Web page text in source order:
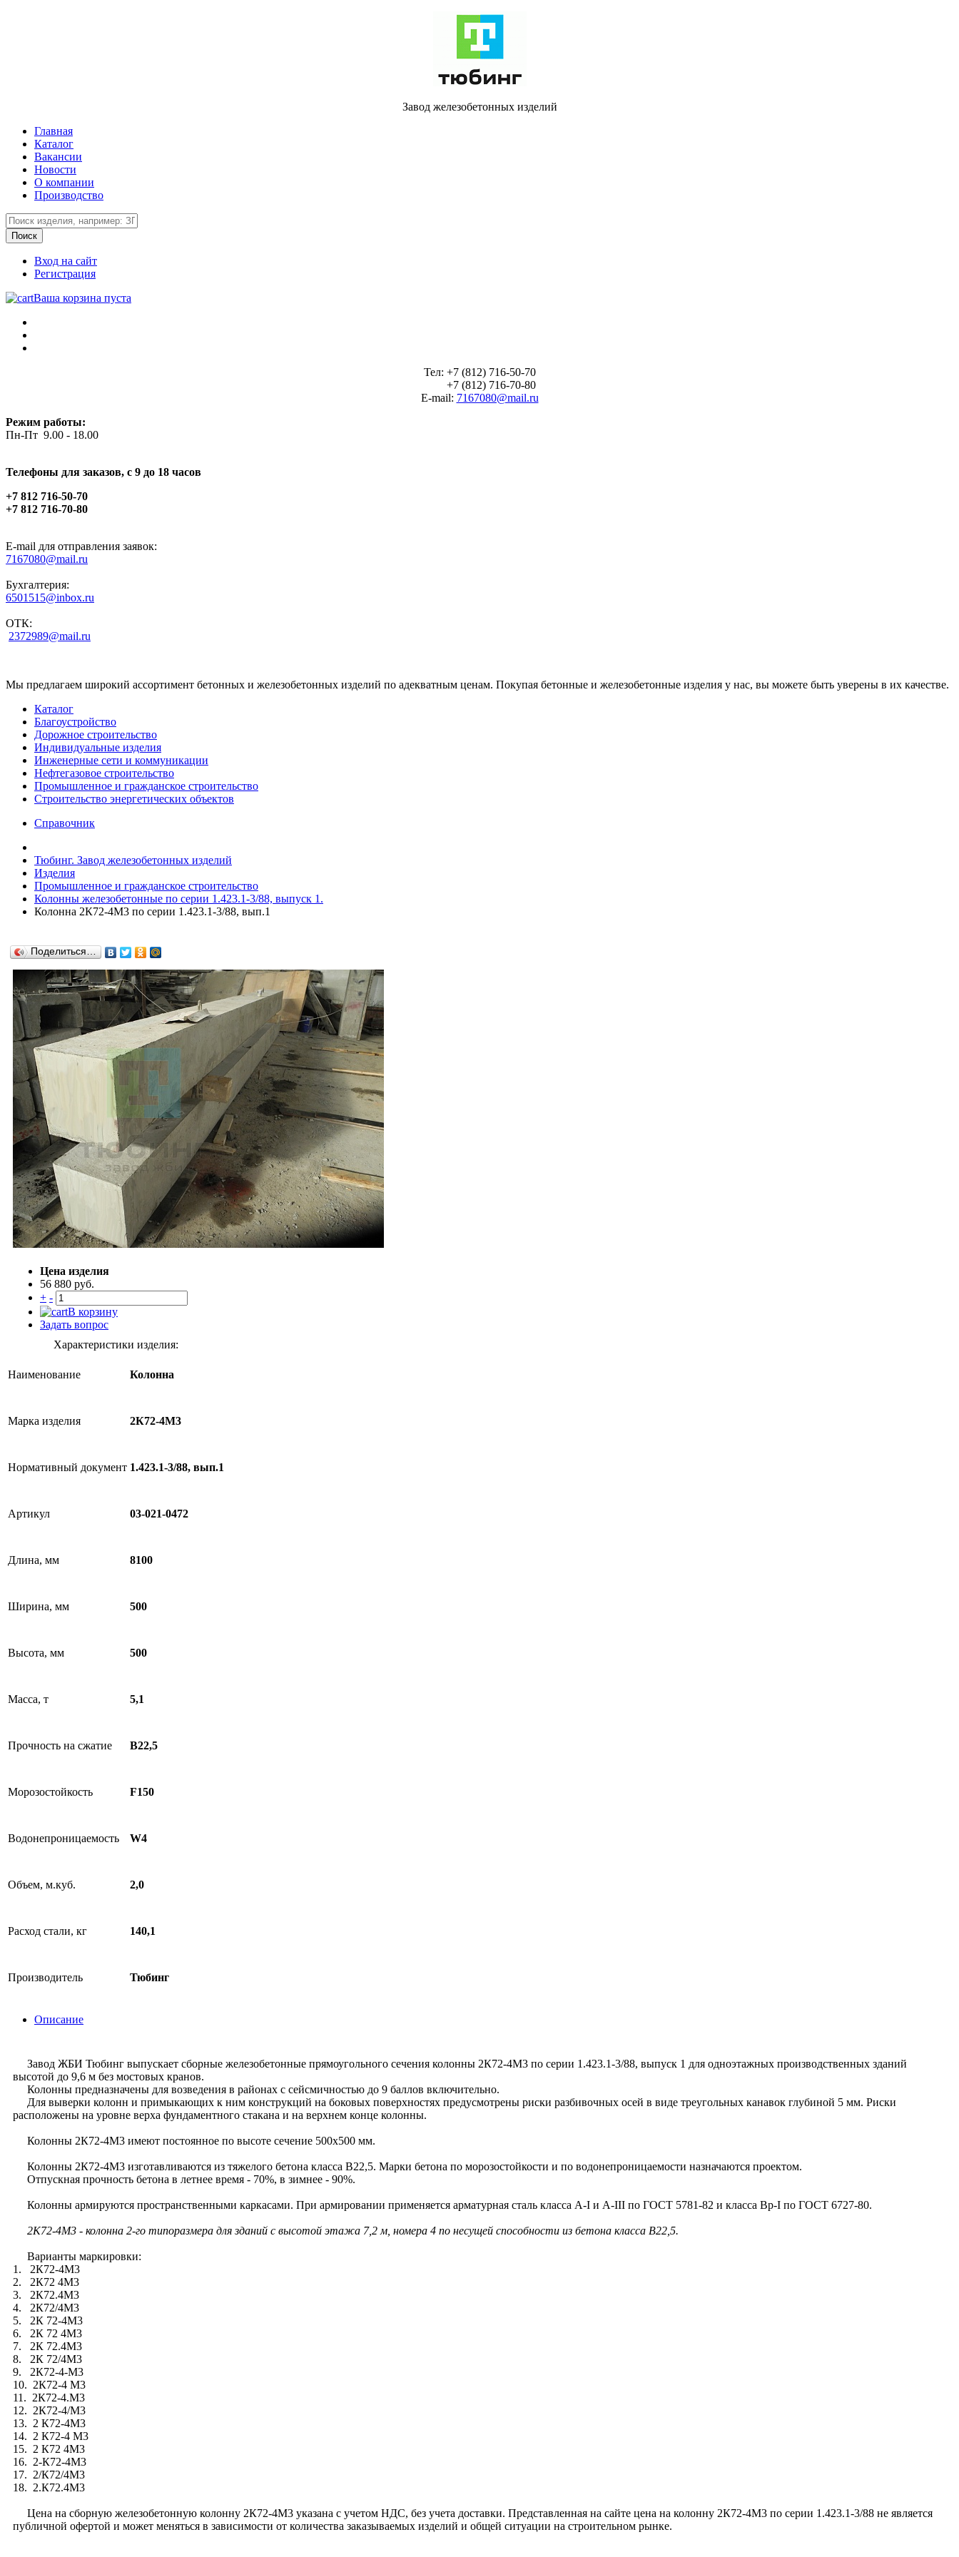
Завод железобетонных изделий
Главная
Каталог
Вакансии
Новости
О компании
Производство
Вход на сайт
Регистрация
Ваша корзина пуста
Тел: +7 (812) 716-50-70
+7 (812) 716-70-80
E-mail: 7167080@mail.ru
Режим работы:
Пн-Пт 9.00 - 18.00
Телефоны для заказов, c 9 до 18 часов
+7 812 716-50-70
+7 812 716-70-80
E-mail для отправления заявок:
7167080@mail.ru
Бухгалтерия:
6501515@inbox.ru
ОТК:
2372989@mail.ru
Мы предлагаем широкий ассортимент бетонных и железобетонных изделий по адекватным ценам. Покупая бетонные и железобетонные изделия у нас, вы можете быть уверены в их качестве.
Каталог
Благоустройство
Дорожное строительство
Индивидуальные изделия
Инженерные сети и коммуникации
Нефтегазовое строительство
Промышленное и гражданское строительство
Строительство энергетических объектов
Справочник
Тюбинг. Завод железобетонных изделий
Изделия
Промышленное и гражданское строительство
Колонны железобетонные по серии 1.423.1-3/88, выпуск 1.
Колонна 2К72-4М3 по серии 1.423.1-3/88, вып.1
Поделиться…
Цена изделия
56 880 руб.
+ -
В корзину
Задать вопрос
Характеристики изделия:
Наименование Колонна
Марка изделия 2К72-4М3
Нормативный документ 1.423.1-3/88, вып.1
Артикул 03-021-0472
Длина, мм 8100
Ширина, мм 500
Высота, мм 500
Масса, т 5,1
Прочность на сжатие В22,5
Морозостойкость F150
Водонепроницаемость W4
Объем, м.куб. 2,0
Расход стали, кг 140,1
Производитель Тюбинг
Описание
Завод ЖБИ Тюбинг выпускает сборные железобетонные прямоугольного сечения колонны 2К72-4М3 по серии 1.423.1-3/88, выпуск 1 для одноэтажных производственных зданий
высотой до 9,6 м без мостовых кранов.
Колонны предназначены для возведения в районах с сейсмичностью до 9 баллов включительно.
Для выверки колонн и примыкающих к ним конструкций на боковых поверхностях предусмотрены риски разбивочных осей в виде треугольных канавок глубиной 5 мм. Риски
расположены на уровне верха фундаментного стакана и на верхнем конце колонны.
Колонны 2К72-4М3 имеют постоянное по высоте сечение 500х500 мм.
Колонны 2К72-4М3 изготавливаются из тяжелого бетона класса В22,5. Марки бетона по морозостойкости и по водонепроницаемости назначаются проектом.
Отпускная прочность бетона в летнее время - 70%, в зимнее - 90%.
Колонны армируются пространственными каркасами. При армировании применяется арматурная сталь класса A-I и A-III по ГОСТ 5781-82 и класса Вр-I по ГОСТ 6727-80.
2К72-4М3 - колонна 2-го типоразмера для зданий с высотой этажа 7,2 м, номера 4 по несущей способности из бетона класса В22,5.
Варианты маркировки:
1. 2К72-4М3
2. 2К72 4М3
3. 2К72.4М3
4. 2К72/4М3
5. 2К 72-4М3
6. 2К 72 4М3
7. 2К 72.4М3
8. 2К 72/4М3
9. 2К72-4-М3
10. 2К72-4 М3
11. 2К72-4.М3
12. 2К72-4/М3
13. 2 К72-4М3
14. 2 К72-4 М3
15. 2 К72 4М3
16. 2-К72-4М3
17. 2/К72/4М3
18. 2.К72.4М3
Цена на сборную железобетонную колонну 2К72-4М3 указана с учетом НДС, без учета доставки. Представленная на сайте цена на колонну 2К72-4М3 по серии 1.423.1-3/88 не является
публичной офертой и может меняться в зависимости от количества заказываемых изделий и общей ситуации на строительном рынке.